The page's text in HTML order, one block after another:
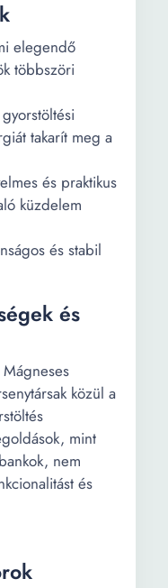
elegendő
többszöri
takarít meg a
és praktikus
küzdelem
és stabil
és
közül a
mint
nem
és